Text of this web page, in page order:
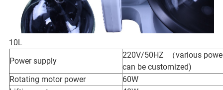
10L
Power supply
220V/50HZ （various
can be customized)
Rotating motor power
60W